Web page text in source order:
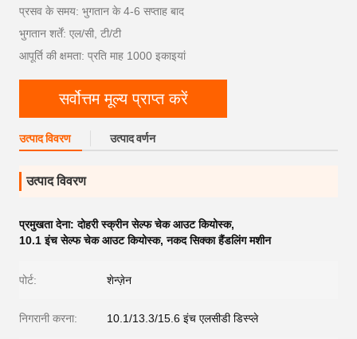
प्रसव के समय: भुगतान के 4-6 सप्ताह बाद
भुगतान शर्तें: एल/सी, टी/टी
आपूर्ति की क्षमता: प्रति माह 1000 इकाइयां
सर्वोत्तम मूल्य प्राप्त करें
उत्पाद विवरण उत्पाद वर्णन
उत्पाद विवरण
प्रमुखता देना:दोहरी स्क्रीन सेल्फ चेक आउट कियोस्क,
10.1 इंच सेल्फ चेक आउट कियोस्क,नकद सिक्का हैंडलिंग मशीन
पोर्ट: शेन्ज़ेन
निगरानी करना: 10.1/13.3/15.6 इंच एलसीडी डिस्प्ले